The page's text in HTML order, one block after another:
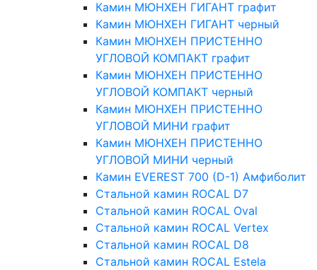
Камин МЮНХЕН ГИГАНТ графит
Камин МЮНХЕН ГИГАНТ черный
Камин МЮНХЕН ПРИСТЕННО
УГЛОВОЙ КОМПАКТ графит
Камин МЮНХЕН ПРИСТЕННО
УГЛОВОЙ КОМПАКТ черный
Камин МЮНХЕН ПРИСТЕННО
УГЛОВОЙ МИНИ графит
Камин МЮНХЕН ПРИСТЕННО
УГЛОВОЙ МИНИ черный
Камин EVEREST 700 (D-1) Амфиболит
Стальной камин ROCAL D7
Стальной камин ROCAL Oval
Стальной камин ROCAL Vertex
Стальной камин ROCAL D8
Стальной камин ROCAL Estela